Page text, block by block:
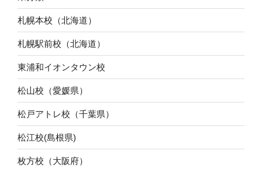
札幌本校（北海道）
札幌駅前校（北海道）
東浦和イオンタウン校
松山校（愛媛県）
松戸アトレ校（千葉県）
松江校(島根県)
枚方校（大阪府）